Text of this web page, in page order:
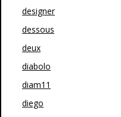
designer
dessous
deux
diabolo
diam11
diego